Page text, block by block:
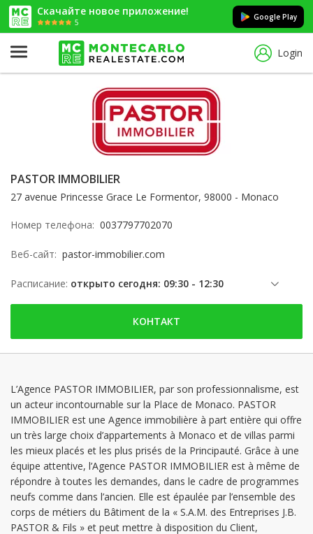
Скачайте новое приложение!
5
Google Play
Login
PASTOR IMMOBILIER
27 avenue Princesse Grace Le Formentor, 98000 - Monaco
Номер телефона: 0037797702070
Веб-сайт: pastor-immobilier.com
Расписание: открыто сегодня: 09:30 - 12:30
суббота: 09:30 - 12:30
воскресенье: Заблокированы
среда: 09:00 - 18:30
четверг: 09:00 - 18:30
пятница: 09:00 - 18:30
КОНТАКТ
L’Agence PASTOR IMMOBILIER, par son professionnalisme, est
un acteur incontournable sur la Place de Monaco. PASTOR
IMMOBILIER est une Agence immobilière à part entière qui offre
un très large choix d’appartements à Monaco et de villas parmi
les mieux placés et les plus prisés de la Principauté. Grâce à une
équipe attentive, l’Agence PASTOR IMMOBILIER est à même de
répondre à toutes les demandes, dans le cadre de programmes
neufs comme dans l’ancien. Elle est épaulée par l’ensemble des
corps de métiers du Bâtiment de la « S.A.M. des Entreprises J.B.
PASTOR & Fils » et peut mettre à disposition du Client,